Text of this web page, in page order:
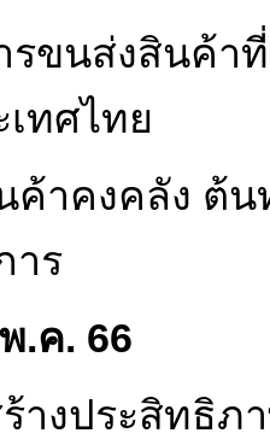
รขนส่งสินค้า
เทศไทย
ค้าคงคลัง ต้
าร
.ค. 66
างประสิทธิภ